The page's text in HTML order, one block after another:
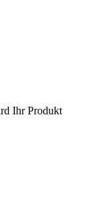
Ihr Produkt